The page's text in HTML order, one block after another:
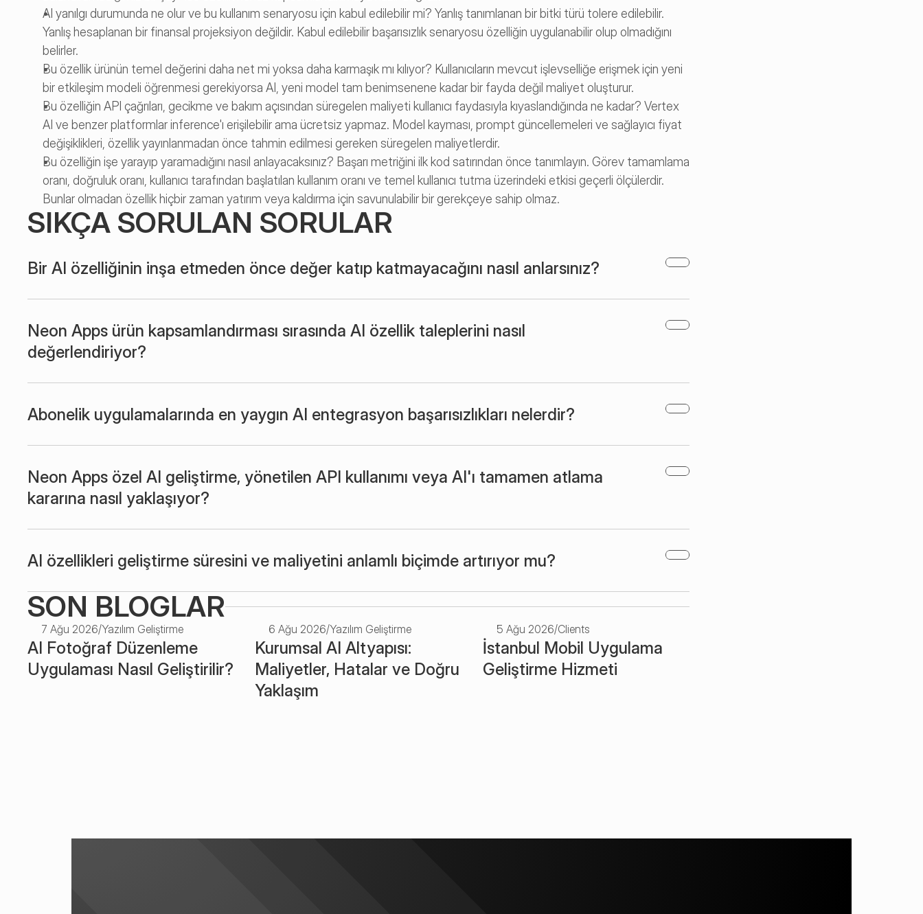
AI yanılgı durumunda ne olur ve bu kullanım senaryosu için kabul edilebilir mi? Yanlış tanımlanan bir bitki türü tolere edilebilir.
Yanlış hesaplanan bir finansal projeksiyon değildir. Kabul edilebilir başarısızlık senaryosu özelliğin uygulanabilir olup olmadığını
belirler.
Bu özellik ürünün temel değerini daha net mi yoksa daha karmaşık mı kılıyor? Kullanıcıların mevcut işlevselliğe erişmek için yeni
bir etkileşim modeli öğrenmesi gerekiyorsa AI, yeni model tam benimsenene kadar bir fayda değil maliyet oluşturur.
Bu özelliğin API çağrıları, gecikme ve bakım açısından süregelen maliyeti kullanıcı faydasıyla kıyaslandığında ne kadar? Vertex
AI ve benzer platformlar inference'ı erişilebilir ama ücretsiz yapmaz. Model kayması, prompt güncellemeleri ve sağlayıcı fiyat
değişiklikleri, özellik yayınlanmadan önce tahmin edilmesi gereken süregelen maliyetlerdir.
Bu özelliğin işe yarayıp yaramadığını nasıl anlayacaksınız? Başarı metriğini ilk kod satırından önce tanımlayın. Görev tamamlama
oranı, doğruluk oranı, kullanıcı tarafından başlatılan kullanım oranı ve temel kullanıcı tutma üzerindeki etkisi geçerli ölçülerdir.
Bunlar olmadan özellik hiçbir zaman yatırım veya kaldırma için savunulabilir bir gerekçeye sahip olmaz.
SIKÇA SORULAN SORULAR
Bir AI özelliğinin inşa etmeden önce değer katıp katmayacağını nasıl anlarsınız?
Neon Apps ürün kapsamlandırması sırasında AI özellik taleplerini nasıl
değerlendiriyor?
Abonelik uygulamalarında en yaygın AI entegrasyon başarısızlıkları nelerdir?
Neon Apps özel AI geliştirme, yönetilen API kullanımı veya AI'ı tamamen atlama
kararına nasıl yaklaşıyor?
AI özellikleri geliştirme süresini ve maliyetini anlamlı biçimde artırıyor mu?
SON BLOGLAR
7 Ağu 2026/Yazılım Geliştirme
AI Fotoğraf Düzenleme
6 Ağu 2026/Yazılım Geliştirme
Kurumsal AI Altyapısı:
Maliyetler, Hatalar ve Doğru
Yaklaşım
5 Ağu 2026/Clients
İstanbul Mobil Uygulama
Geliştirme Hizmeti